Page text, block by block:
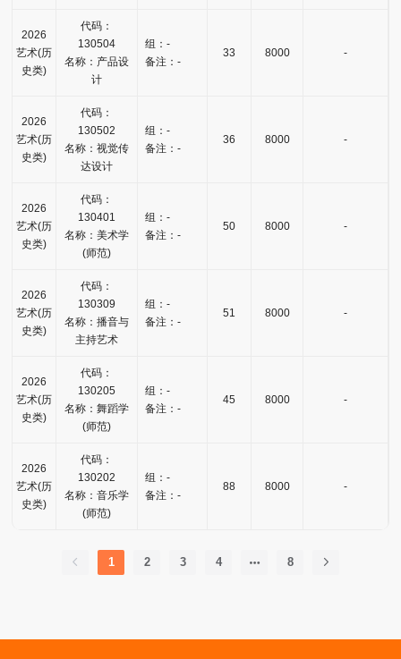
2026
艺术(历
史类)
代码：
130504
名称：产品设
计
组：-
备注：-
33 8000 -
2026
艺术(历
史类)
代码：
130502
名称：视觉传
达设计
组：-
备注：-
36 8000 -
2026
艺术(历
史类)
代码：
130401
名称：美术学
(师范)
组：-
备注：-
50 8000 -
2026
艺术(历
史类)
代码：
130309
名称：播音与
主持艺术
组：-
备注：-
51 8000 -
2026
艺术(历
史类)
代码：
130205
名称：舞蹈学
(师范)
组：-
备注：-
45 8000 -
2026
艺术(历
史类)
代码：
130202
名称：音乐学
(师范)
组：-
备注：-
88 8000 -
1 2 3 4 8